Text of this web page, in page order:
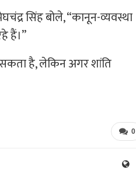
सिंह बोले, “कानून-व्यवस्था
हैं।”
सकता है, लेकिन अगर शांति
0